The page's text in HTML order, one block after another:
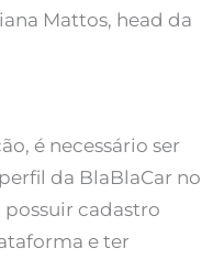
Mattos, head da
é necessário ser
da BlaBlaCar no
cadastro
e ter